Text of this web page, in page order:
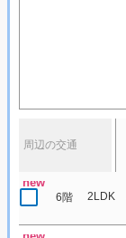
周辺の交通
new
6階 2LDK